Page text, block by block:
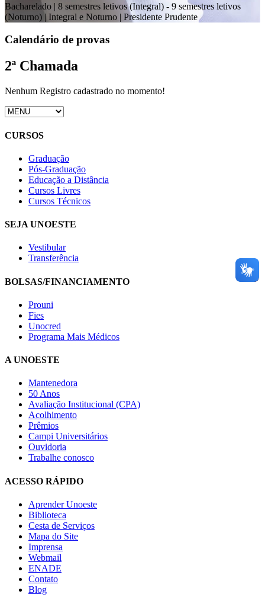
Bacharelado | 8 semestres letivos (Integral) - 9 semestres letivos
(Noturno) | Integral e Noturno | Presidente Prudente
Calendário de provas
2ª Chamada
Nenhum Registro cadastrado no momento!
CURSOS
Graduação
Pós-Graduação
Educação a Distância
Cursos Livres
Cursos Técnicos
SEJA UNOESTE
Vestibular
Transferência
BOLSAS/FINANCIAMENTO
Prouni
Fies
Unocred
Programa Mais Médicos
A UNOESTE
Mantenedora
50 Anos
Avaliação Institucional (CPA)
Acolhimento
Prêmios
Campi Universitários
Ouvidoria
Trabalhe conosco
ACESSO RÁPIDO
Aprender Unoeste
Biblioteca
Cesta de Serviços
Mapa do Site
Imprensa
Webmail
ENADE
Contato
Blog